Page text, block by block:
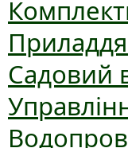
Садовий